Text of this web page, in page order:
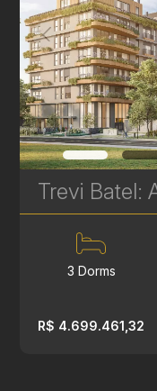
3 Dorms
R$ 4.699.461,32